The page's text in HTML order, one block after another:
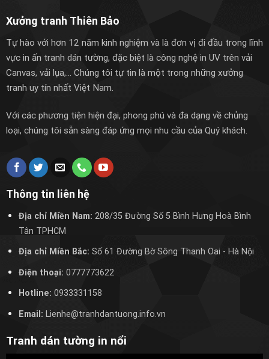
Xưởng tranh Thiên Bảo
Tự hào với hơn 12 năm kinh nghiệm và là đơn vị đi đầu trong lĩnh
vực in ấn tranh dán tường, đặc biệt là công nghệ in UV trên vải
Canvas, vải lụa,... Chúng tôi tự tin là một trong những xưởng
tranh uy tín nhất Việt Nam.
Với các phương tiện hiện đại, phong phú và đa dạng về chủng
loại, chúng tôi sẵn sàng đáp ứng mọi nhu cầu của Quý khách.
Thông tin liên hệ
Địa chỉ Miền Nam: 208/35 Đường Số 5 Bình Hưng Hoà Bình
Tân TPHCM
Địa chỉ Miền Bắc: Số 61 Đường Bờ Sông Thanh Oai - Hà Nội
Điện thoại: 0777773622
Hotline: 0933331158
Email: Lienhe@tranhdantuong.info.vn
Tranh dán tường in nổi